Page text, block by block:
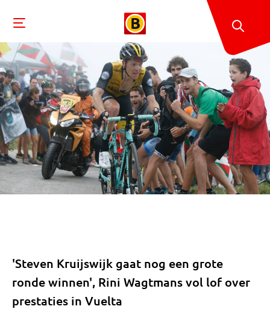
'Steven Kruijswijk gaat nog een grote
ronde winnen', Rini Wagtmans vol lof over
prestaties in Vuelta